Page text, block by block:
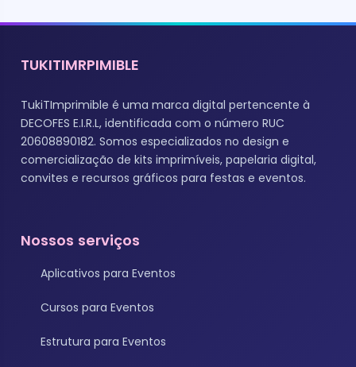
TUKITIMRPIMIBLE
TukiTImprimible é uma marca digital pertencente à
DECOFES E.I.R.L, identificada com o número RUC
20608890182. Somos especializados no design e
comercialização de kits imprimíveis, papelaria digital,
convites e recursos gráficos para festas e eventos.
Nossos serviços
Aplicativos para Eventos
Cursos para Eventos
Estrutura para Eventos